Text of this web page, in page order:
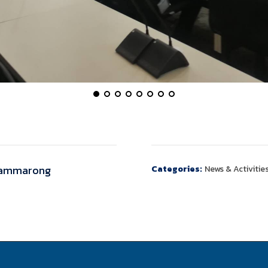
Categories: News &